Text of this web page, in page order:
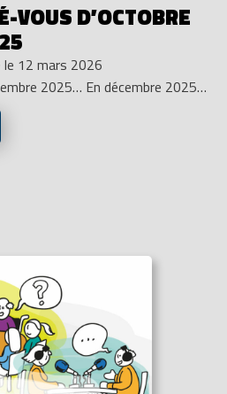
VOUS D’OCTOBRE
12 mars 2026
2025… En décembre 2025…